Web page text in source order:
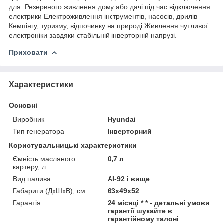
для: Резервного живлення дому або дачі під час відключення
електрики Електроживлення інструментів, насосів, дрилів
Кемпінгу, туризму, відпочинку на природі Живлення чутливої
електроніки завдяки стабільній інверторній напрузі.
Приховати
Характеристики
Основні
Виробник
Hyundai
Тип генератора
Інверторний
Користувальницькі характеристики
Ємність масляного
картеру, л
0,7 л
Вид палива
АІ-92 і вище
Габарити (ДхШхВ), см
63x49x52
Гарантія
24 місяці * * - детальні умови
гарантії шукайте в
гарантійному талоні